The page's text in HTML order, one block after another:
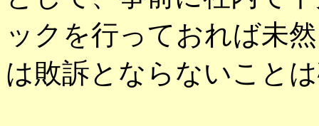
ックを行っておれば未
は敗訴とならないこと